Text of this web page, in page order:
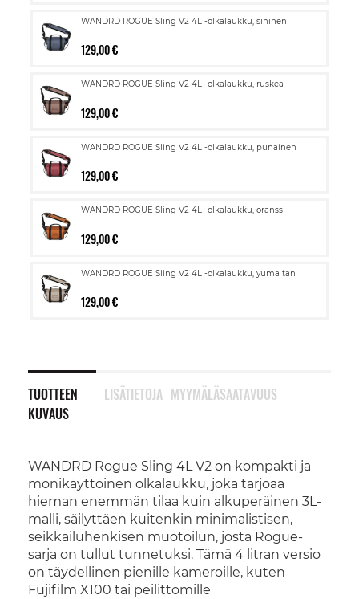
WANDRD ROGUE Sling V2 4L -olkalaukku, sininen
129,00 €
WANDRD ROGUE Sling V2 4L -olkalaukku, ruskea
129,00 €
WANDRD ROGUE Sling V2 4L -olkalaukku, punainen
129,00 €
WANDRD ROGUE Sling V2 4L -olkalaukku, oranssi
129,00 €
WANDRD ROGUE Sling V2 4L -olkalaukku, yuma tan
129,00 €
TUOTTEEN
KUVAUS
WANDRD Rogue Sling 4L V2 on kompakti ja
monikäyttöinen olkalaukku, joka tarjoaa
hieman enemmän tilaa kuin alkuperäinen 3L-
malli, säilyttäen kuitenkin minimalistisen,
seikkailuhenkisen muotoilun, josta Rogue-
sarja on tullut tunnetuksi. Tämä 4 litran versio
on täydellinen pienille kameroille, kuten
Fujifilm X100 tai peilittömille
LISÄTIETOJA MYYMÄLÄSAATAVUUS